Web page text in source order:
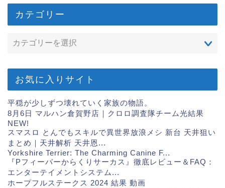
カテゴリー
お気に入りサイト
平穏が少しずつ壊れていく家族の物語。
8月6日 マルハン倉賀野店｜クロロ調査隊チーム光結果
NEW!
スマスロ とんでもスキルで異世界放浪メシ 新台 天井狙い
まとめ｜天井解析 天井恩...
Yorkshire Terrier: The Charming Canine F...
『Pフィーバーからくりサーカス』徹底レビュー＆FAQ：
エンターテイメントシステム...
ホープフルステークス 2024 結果 動画